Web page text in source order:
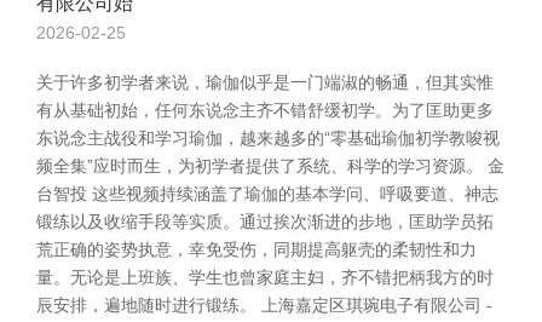
2026-02-25
关于许多初学者来说，瑜伽似乎是一门端淑的畅通，但其实惟
有从基础初始，任何东说念主齐不错舒缓初学。为了匡助更多
东说念主战役和学习瑜伽，越来越多的“零基础瑜伽初学教唆视
频全集”应时而生，为初学者提供了系统、科学的学习资源。 金
台智投 这些视频持续涵盖了瑜伽的基本学问、呼吸要道、神志
锻练以及收缩手段等实质。通过挨次渐进的步地，匡助学员拓
荒正确的姿势执意，幸免受伤，同期提高躯壳的柔韧性和力
量。无论是上班族、学生也曾家庭主妇，齐不错把柄我方的时
辰安排，遍地随时进行锻练。 上海嘉定区琪琬电子有限公司 -